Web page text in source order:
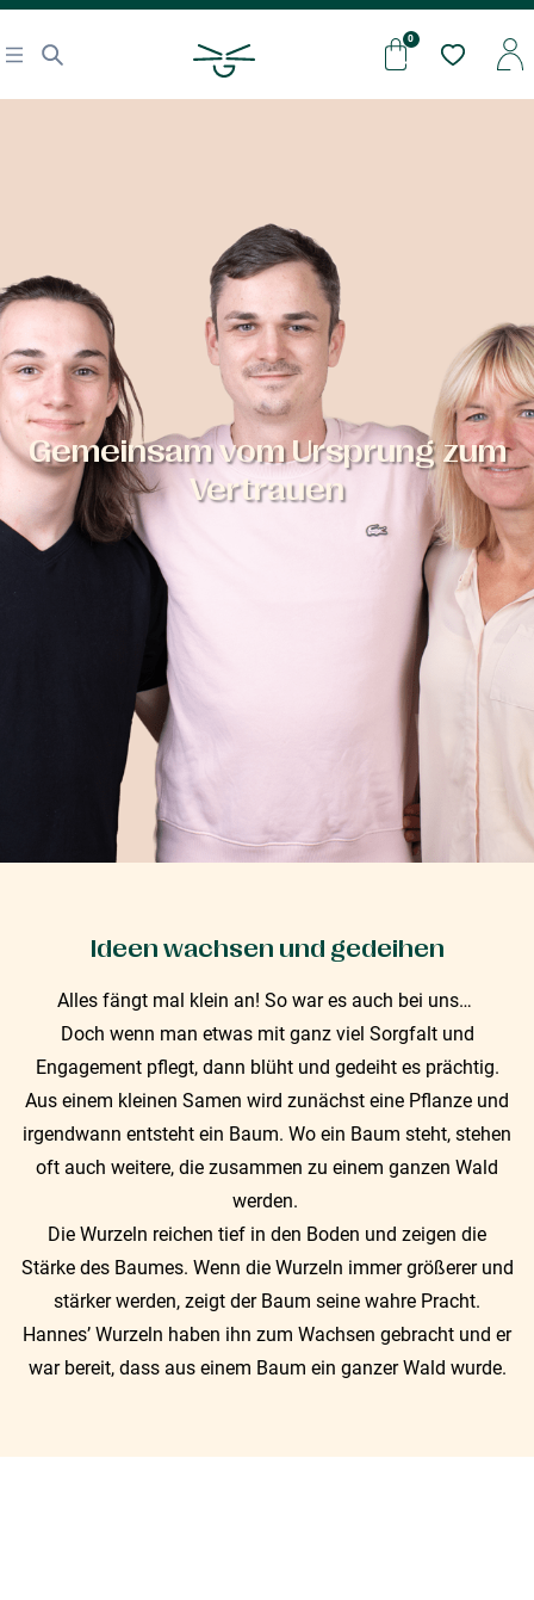
Gemeinsam vom Ursprung zum
Vertrauen
Ideen wachsen und gedeihen
Alles fängt mal klein an! So war es auch bei uns…
Doch wenn man etwas mit ganz viel Sorgfalt und
Engagement pflegt, dann blüht und gedeiht es prächtig.
Aus einem kleinen Samen wird zunächst eine Pflanze und
irgendwann entsteht ein Baum. Wo ein Baum steht, stehen
oft auch weitere, die zusammen zu einem ganzen Wald
werden.
Die Wurzeln reichen tief in den Boden und zeigen die
Stärke des Baumes. Wenn die Wurzeln immer größerer und
stärker werden, zeigt der Baum seine wahre Pracht.
Hannes’ Wurzeln haben ihn zum Wachsen gebracht und er
war bereit, dass aus einem Baum ein ganzer Wald wurde.